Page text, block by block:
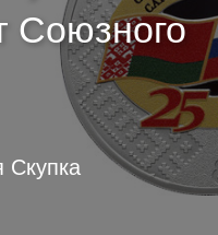
Союзного
Скупка